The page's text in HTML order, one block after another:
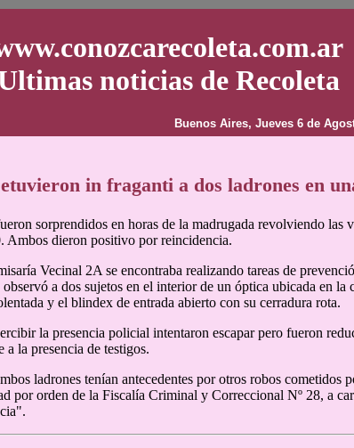
noticias de Recoleta
Buenos Aires, Jueves 6 de
in fraganti a dos ladrones en
sorprendidos en horas de la madrugada revolviendo las
Ambos dieron positivo por reincidencia.
Vecinal 2A se encontraba realizando tareas de
a dos sujetos en el interior de un óptica ubicada en la
y el blindex de entrada abierto con su cerradura rota.
la presencia policial intentaron escapar pero fueron
a la presencia de testigos.
ladrones tenían antecedentes por otros robos cometidos
por orden de la Fiscalía Criminal y Correccional Nº 28, a